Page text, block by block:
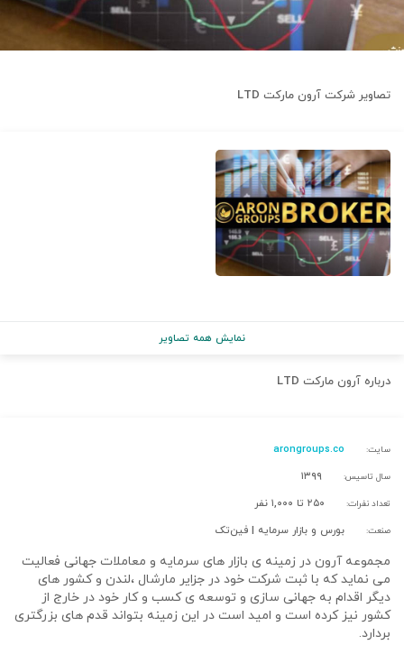
تصاویر شرکت آرون مارکت LTD
نمایش همه تصاویر
درباره آرون مارکت LTD
سایت: arongroups.co
سال تاسیس: ۱۳۹۹
تعداد نفرات: ۲۵۰ تا ۱,۰۰۰ نفر
صنعت: بورس و بازار سرمایه | فین‌تک
مجموعه آرون در زمینه ی بازار های سرمایه و معاملات جهانی فعالیت
می نماید که با ثبت شرکت خود در جزایر مارشال ،لندن و کشور های
دیگر اقدام به جهانی سازی و توسعه ی کسب و کار خود در خارج از
کشور نیز کرده است و امید است در این زمینه بتواند قدم های بزرگتری
بردارد.